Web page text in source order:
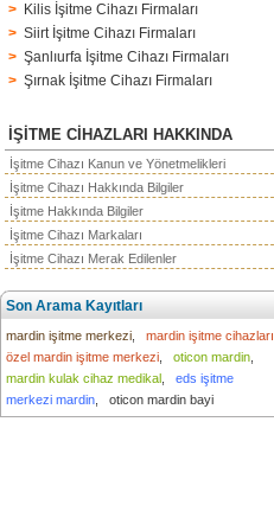
> Kilis İşitme Cihazı Firmaları
> Siirt İşitme Cihazı Firmaları
> Şanlıurfa İşitme Cihazı Firmaları
> Şırnak İşitme Cihazı Firmaları
İŞİTME CİHAZLARI HAKKINDA
İşitme Cihazı Kanun ve Yönetmelikleri
İşitme Cihazı Hakkında Bilgiler
İşitme Hakkında Bilgiler
İşitme Cihazı Markaları
İşitme Cihazı Merak Edilenler
Son Arama Kayıtları
mardin işitme merkezi
mardin işitme cihazları
özel mardin işitme merkezi
oticon mardin
mardin kulak cihaz medikal
eds işitme
merkezi mardin
oticon mardin bayi